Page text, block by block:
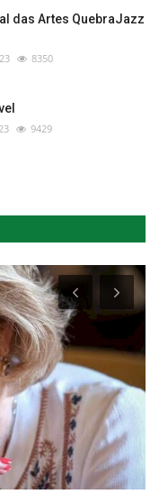
das Artes QuebraJazz
8350
9429